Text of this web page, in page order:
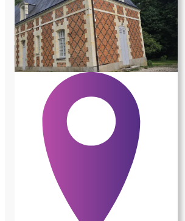
échange de ce logement, nous avons
besoin d’une présence la nuit et pour
préparer et prendre le repas du soir. Nous
recherchons avant tout une personne,
douce, patiente et attentive. Merci et
bonne journée. Vincent